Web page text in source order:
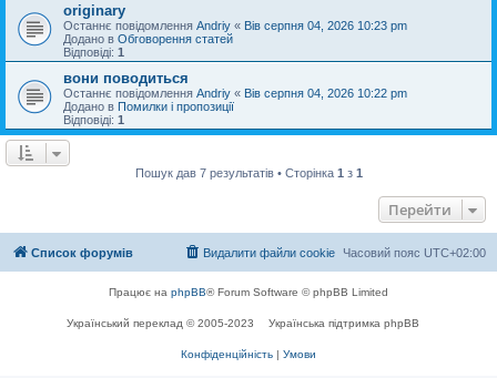
originary
Останнє повідомлення Andriy « Вів серпня 04, 2026 10:23 pm
Додано в Обговорення статей
Відповіді: 1
вони поводиться
Останнє повідомлення Andriy « Вів серпня 04, 2026 10:22 pm
Додано в Помилки і пропозиції
Відповіді: 1
Пошук дав 7 результатів • Сторінка 1 з 1
Перейти
Список форумів Часовий пояс UTC+02:00
Видалити файли cookie
Працює на phpBB® Forum Software © phpBB Limited
Український переклад © 2005-2023 Українська підтримка phpBB
Конфіденційність | Умови